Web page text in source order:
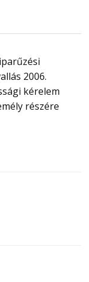
2006.
kérelem
részére